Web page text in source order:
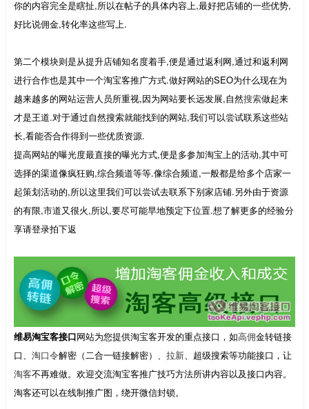
你的内容完全是瞎扯,所以在帖子的具体内容上,最好把店铺的一些优势,
好比说佣金,转化率这些写上.
第二个模块则是从提升店铺知名度着手,便是通过返利网,通过和返利网
进行合作也是其中一个淘宝客推广方式.做好网站的SEO为什么现在为
越来越多的网站运营人员所重视,因为网站要长远发展,自然搜索做起来
才是王道.对于通过自然搜索就能找到的网站,我们可以尝试联系这些站
长,看能否合作得到一些优质资源.
提高网站的曝光度最直接的曝光方式,便是多参加淘宝上的活动,其中可
选择的渠道像疯狂购,综合频道等等.像综合频道,一般都是给多个店家一
起策划活动的,所以这里我们可以尝试去联系下别家店铺.另外由于资源
的有限,市道又很火,所以,要尽可能早地预定下位置.想了解更多的经验分
享请登录拍下返
维易淘宝客接口网站为您提供淘宝客开发的重点接口，如高佣金转链接
口、 淘口令解密（二合一链接解密）、 拉新、超级搜索等功能接口，让
淘客不再难做。欢迎交流淘宝客推广技巧方法所讲内容以及接口内容。
淘客还可以在线制推广图，绕开微信封锁。